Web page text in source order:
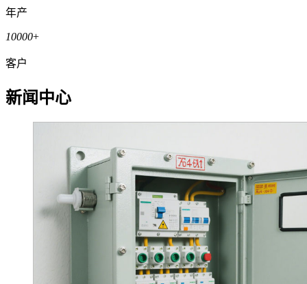
年产
10000+
客户
新闻中心